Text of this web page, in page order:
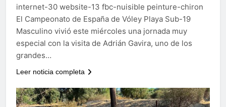
internet-30 website-13 fbc-nuisible peinture-chiron
El Campeonato de España de Vóley Playa Sub-19
Masculino vivió este miércoles una jornada muy
especial con la visita de Adrián Gavira, uno de los
grandes…
Leer noticia completa